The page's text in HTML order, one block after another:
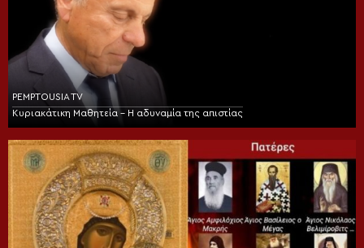
PEMPTOUSIA TV
Κυριακάτικη Μαθητεία – Η αδυναμία της απιστίας